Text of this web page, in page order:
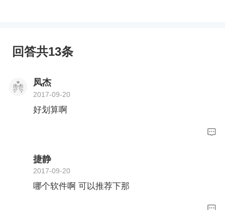
回答共13条
凤杰
2017-09-20
好划算啊
捷静
2017-09-20
哪个软件啊 可以推荐下那